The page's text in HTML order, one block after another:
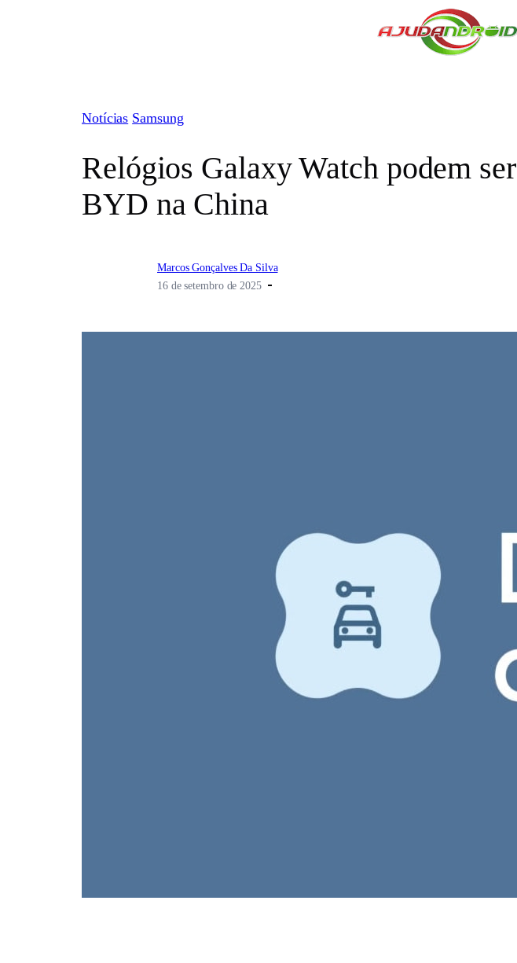
Notícias Samsung
Relógios Galaxy Watch podem
BYD na China
Marcos Gonçalves Da Silva
16 de setembro de 2025